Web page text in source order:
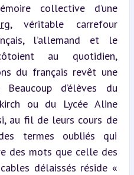
collective d’une
, véritable carrefour
l’allemand et le
au quotidien,
du français revêt une
d’élèves du
ou du Lycée Aline
au fil de leurs cours de
termes oubliés qui
des mots que celle des
délaissés réside «